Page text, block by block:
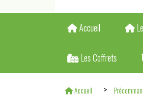
Accueil
Les Coffrets
Accueil